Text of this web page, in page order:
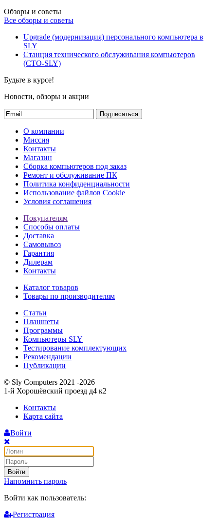
Обзоры и советы
Все обзоры и советы
Upgrade (модернизация) персонального компьютера в
SLY
Станция технического обслуживания компьютеров
(СТО-SLY)
Будьте в курсе!
Новости, обзоры и акции
Подписаться
О компании
Миссия
Контакты
Магазин
Сборка компьютеров под заказ
Ремонт и обслуживание ПК
Политика конфиденциальности
Использование файлов Cookie
Условия соглашения
Покупателям
Способы оплаты
Доставка
Самовывоз
Гарантия
Дилерам
Контакты
Каталог товаров
Товары по производителям
Статьи
Планшеты
Программы
Компьютеры SLY
Тестирование комплектующих
Рекомендации
Публикации
© Sly Computers 2021 -2026
1-й Хорошёвский проезд д4 к2
Контакты
Карта сайта
Войти
Войти
Напомнить пароль
Войти как пользователь:
Регистрация